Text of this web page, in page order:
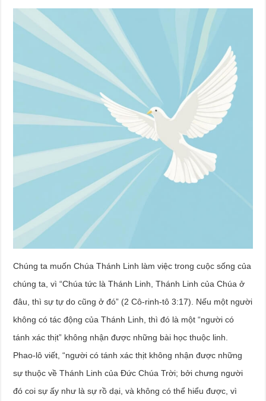
Chúng ta muốn Chúa Thánh Linh làm việc trong cuộc sống của
chúng ta, vì “Chúa tức là Thánh Linh, Thánh Linh của Chúa ở
đâu, thì sự tự do cũng ở đó” (2 Cô-rinh-tô 3:17). Nếu một người
không có tác động của Thánh Linh, thì đó là một “người có
tánh xác thịt” không nhận được những bài học thuộc linh.
Phao-lô viết, “người có tánh xác thịt không nhận được những
sự thuộc về Thánh Linh của Đức Chúa Trời; bởi chưng người
đó coi sự ấy như là sự rồ dại, và không có thể hiểu được, vì